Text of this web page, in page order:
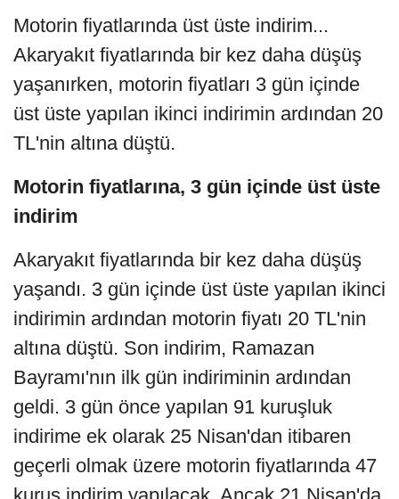
Motorin fiyatlarında üst üste indirim...
Akaryakıt fiyatlarında bir kez daha düşüş
yaşanırken, motorin fiyatları 3 gün içinde
üst üste yapılan ikinci indirimin ardından 20
TL'nin altına düştü.
Motorin fiyatlarına, 3 gün içinde üst üste
indirim
Akaryakıt fiyatlarında bir kez daha düşüş
yaşandı. 3 gün içinde üst üste yapılan ikinci
indirimin ardından motorin fiyatı 20 TL'nin
altına düştü. Son indirim, Ramazan
Bayramı'nın ilk gün indiriminin ardından
geldi. 3 gün önce yapılan 91 kuruşluk
indirime ek olarak 25 Nisan'dan itibaren
geçerli olmak üzere motorin fiyatlarında 47